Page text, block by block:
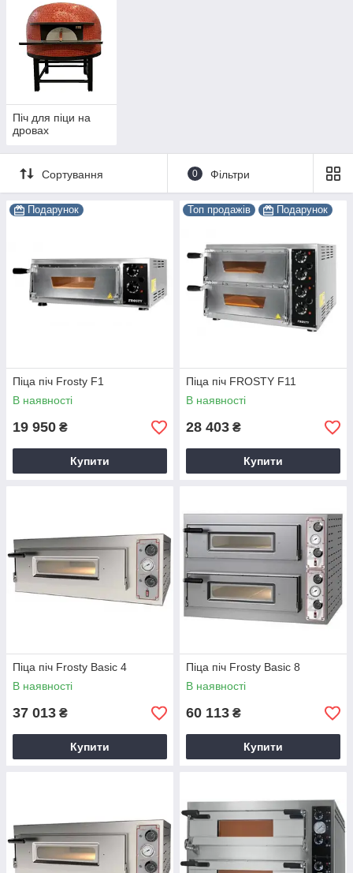
Піч для піци на
дровах
Сортування 0 Фільтри
Подарунок
Піца піч Frosty F1
В наявності
19 950 ₴
Купити
Топ продажів Подарунок
Піца піч FROSTY F11
В наявності
28 403 ₴
Купити
Піца піч Frosty Basic 4
В наявності
37 013 ₴
Купити
Піца піч Frosty Basic 8
В наявності
60 113 ₴
Купити